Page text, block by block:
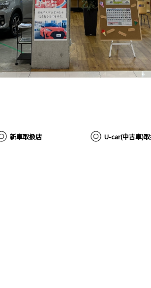
新車取扱店 U-car(中古車)